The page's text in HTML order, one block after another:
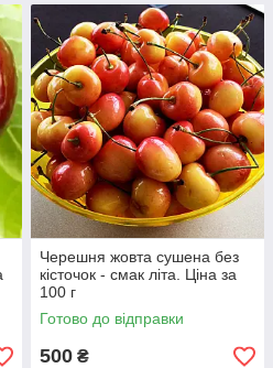
Черешня жовта сушена без
кісточок - смак літа. Ціна за
100 г
Готово до відправки
500 ₴